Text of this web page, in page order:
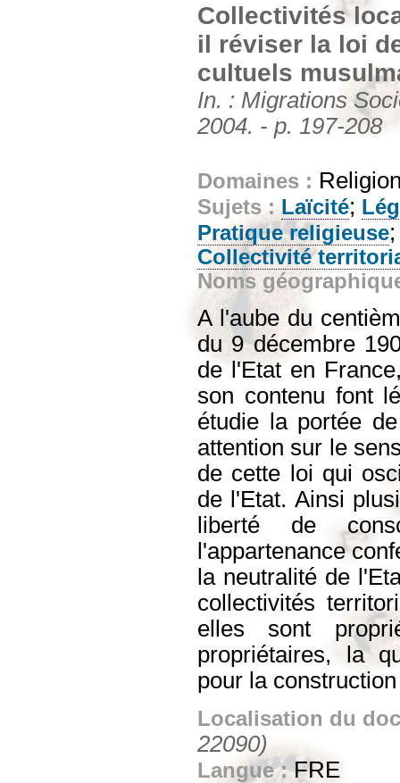
Collectivités
il réviser la loi
cultuels
In. : Migrations
2004. - p. 197-208
Domaines :
Sujets : Laïcité;
Pratique religieuse
Collectivité
Noms
A l'aube du
du 9 décembre
de l'Etat en
son contenu font
étudie la portée
attention sur le
de cette loi qui
de l'Etat. Ainsi
liberté de
l'appartenance
la neutralité de
collectivités
elles sont
propriétaires, la
pour la
Localisation du
22090)
Langue :FRE